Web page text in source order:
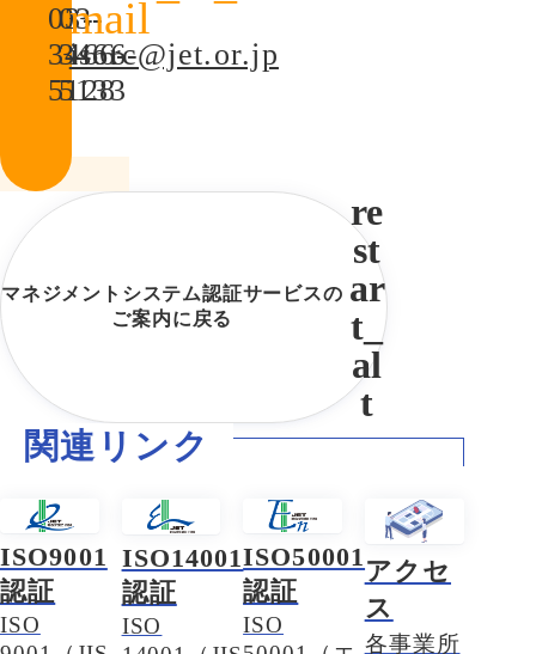
03-
3466-
5128
03-
3466-
5133
isorc@jet.or.jp
マネジメントシステム認証サービスの
ご案内に戻る
関連リンク
ISO9001
認証
ISO
ISO14001
認証
ISO
ISO50001
認証
ISO
アクセ
ス
各事業所